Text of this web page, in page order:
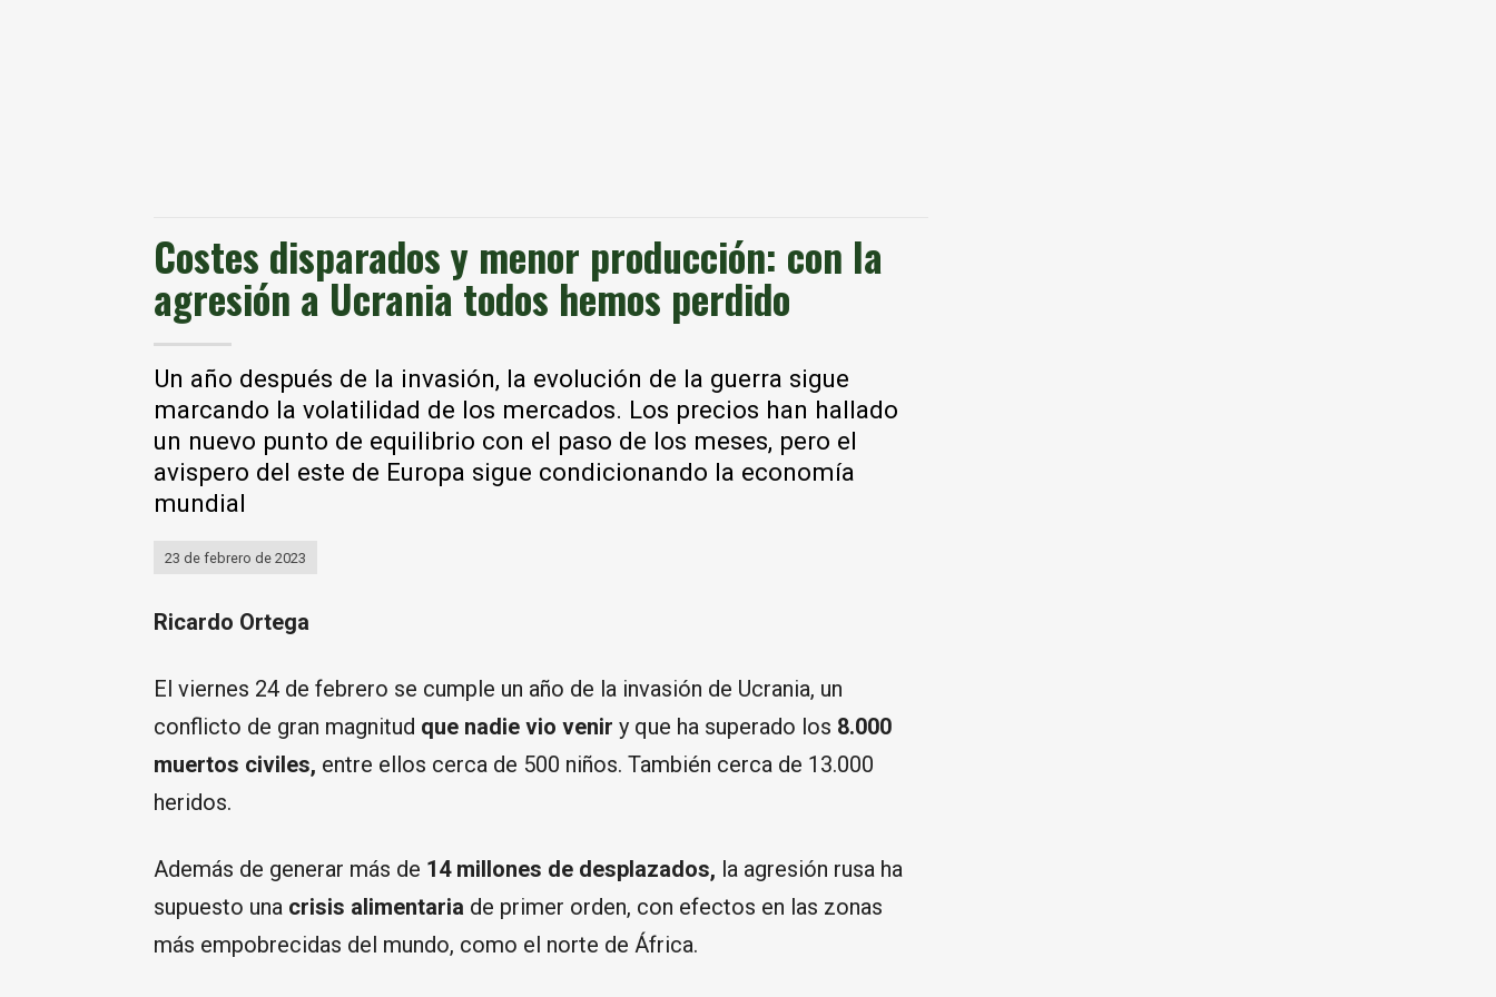
Costes disparados y menor producción: con la
agresión a Ucrania todos hemos perdido
Un año después de la invasión, la evolución de la guerra sigue
marcando la volatilidad de los mercados. Los precios han hallado
un nuevo punto de equilibrio con el paso de los meses, pero el
avispero del este de Europa sigue condicionando la economía
mundial
23 de febrero de 2023
Ricardo Ortega
El viernes 24 de febrero se cumple un año de la invasión de Ucrania, un
conflicto de gran magnitud que nadie vio venir y que ha superado los 8.000
muertos civiles, entre ellos cerca de 500 niños. También cerca de 13.000
heridos.
Además de generar más de 14 millones de desplazados, la agresión rusa ha
supuesto una crisis alimentaria de primer orden, con efectos en las zonas
más empobrecidas del mundo, como el norte de África.